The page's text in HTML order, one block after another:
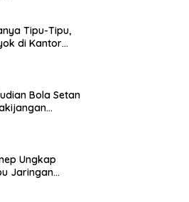
Tipu-Tipu,
di Kantor
Bola Setan
Ungkap
Jaringan